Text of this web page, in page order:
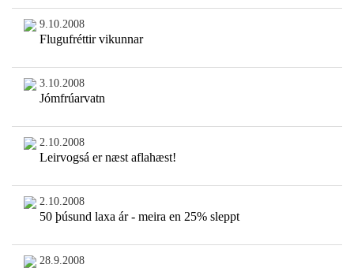
9.10.2008
Flugufréttir vikunnar
3.10.2008
Jómfrúarvatn
2.10.2008
Leirvogsá er næst aflahæst!
2.10.2008
50 þúsund laxa ár - meira en 25% sleppt
28.9.2008